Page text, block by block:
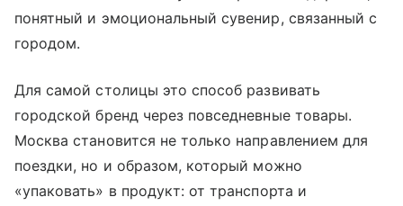
понятный и эмоциональный сувенир, связанный с
городом.
Для самой столицы это способ развивать
городской бренд через повседневные товары.
Москва становится не только направлением для
поездки, но и образом, который можно
«упаковать» в продукт: от транспорта и